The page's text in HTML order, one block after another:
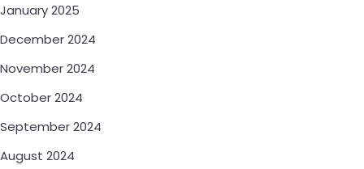
January 2025
December 2024
November 2024
October 2024
September 2024
August 2024